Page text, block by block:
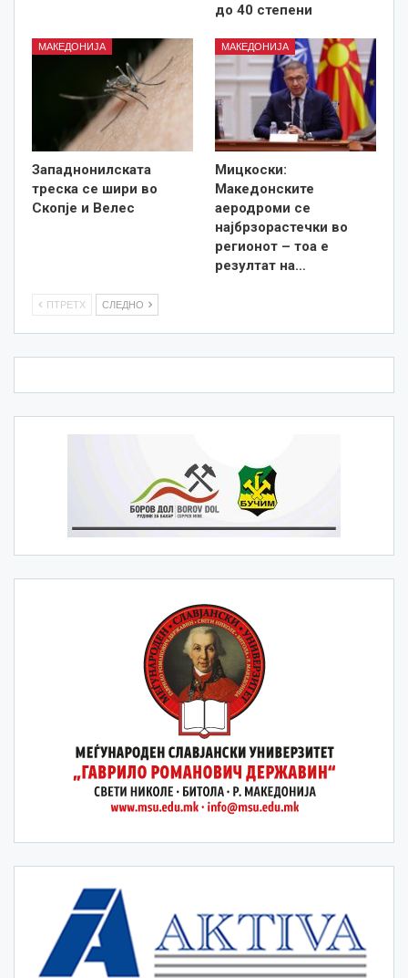
до 40 степени
МАКЕДОНИЈА
Западнонилската
треска се шири во
Скопје и Велес
МАКЕДОНИЈА
Мицкоски:
Македонските
аеродроми се
најбрзорастечки во
регионот – тоа е
резултат на…
ПТРЕТХ СЛЕДНО